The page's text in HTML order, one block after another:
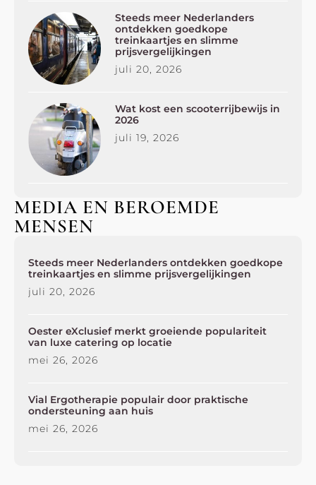
Steeds meer Nederlanders
ontdekken goedkope
treinkaartjes en slimme
prijsvergelijkingen
juli 20, 2026
Wat kost een scooterrijbewijs in
2026
juli 19, 2026
MEDIA EN BEROEMDE
MENSEN
Steeds meer Nederlanders ontdekken goedkope
treinkaartjes en slimme prijsvergelijkingen
juli 20, 2026
Oester eXclusief merkt groeiende populariteit
van luxe catering op locatie
mei 26, 2026
Vial Ergotherapie populair door praktische
ondersteuning aan huis
mei 26, 2026